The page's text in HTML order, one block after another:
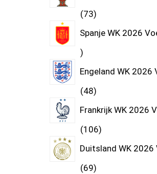
73
Spanje WK 2026
Engeland WK
48
Frankrijk WK 2026
106
Duitsland WK
69